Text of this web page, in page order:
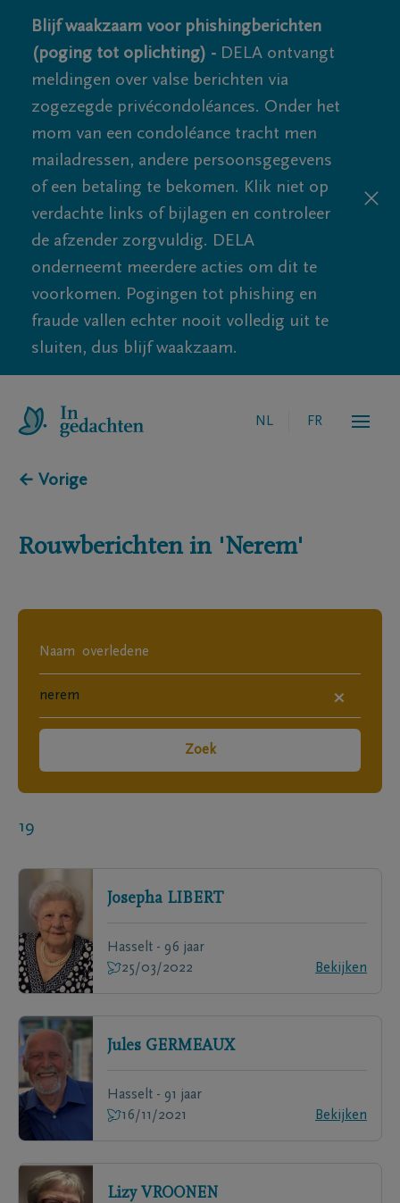
Blijf waakzaam voor phishingberichten
(poging tot oplichting) - DELA ontvangt
meldingen over valse berichten via
zogezegde privécondoléances. Onder het
mom van een condoléance tracht men
mailadressen, andere persoonsgegevens
of een betaling te bekomen. Klik niet op
verdachte links of bijlagen en controleer
de afzender zorgvuldig. DELA
onderneemt meerdere acties om dit te
voorkomen. Pogingen tot phishing en
fraude vallen echter nooit volledig uit te
sluiten, dus blijf waakzaam.
NL FR
← Vorige
Rouwberichten in 'Nerem'
×
Zoek
19
Josepha LIBERT
Hasselt - 96 jaar
25/03/2022
Bekijken
Jules GERMEAUX
Hasselt - 91 jaar
16/11/2021
Bekijken
Lizy VROONEN